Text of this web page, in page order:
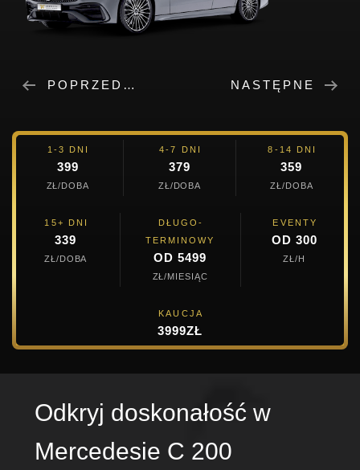
POPRZEDNIE NASTĘPNE
1-3 DNI
399
ZŁ/DOBA
4-7 DNI
379
ZŁ/DOBA
8-14 DNI
359
ZŁ/DOBA
15+ DNI
339
ZŁ/DOBA
DŁUGO-
TERMINOWY
OD 5499
ZŁ/MIESIĄC
EVENTY
OD 300
ZŁ/H
KAUCJA
3999ZŁ
Odkryj doskonałość w
Mercedesie C 200